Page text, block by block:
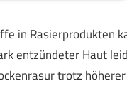
in Rasierprodukten
entzündeter Haut
trotz